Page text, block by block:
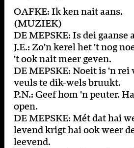
OAFKE: Ik ken nait aans.
(MUZIEK)
DE MEPSKE: Is dei gaanse
J.E.: Zo'n kerel het 't nog
't ook nait meer geven.
DE MEPSKE: Noeit is 'n
veuls te dik-wels bruukt.
P.N.: Geef hom 'n peuter.
open.
DE MEPSKE: Mét dat hai
levend krigt hai ook weer
leevend.